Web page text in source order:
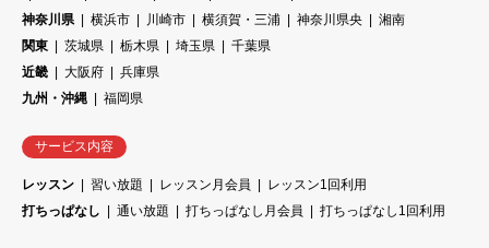
神奈川県
横浜市 川崎市 横須賀・三浦 神奈川県央
湘南
関東
茨城県 栃木県 埼玉県
千葉県
近畿
大阪府
兵庫県
九州・沖縄
福岡県
サービス内容
レッスン 習い放題 レッスン月会員
レッスン1回利用
打ちっぱなし
通い放題 打ちっぱなし月会員 打ちっぱなし1回利用